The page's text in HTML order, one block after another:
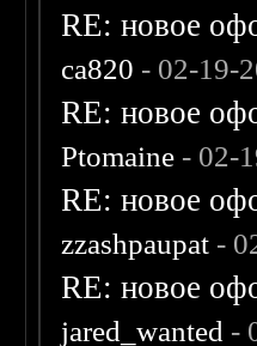
RE: новое
ca820 - 02-19-
RE: новое
Ptomaine - 02-
RE: новое
zzashpaupat -
RE: новое
jared_wanted -